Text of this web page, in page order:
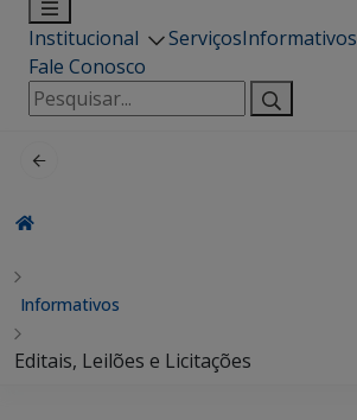
Institucional ServiçosInformativos
Fale Conosco
Pesquisar
por:
Informativos
Editais, Leilões e Licitações